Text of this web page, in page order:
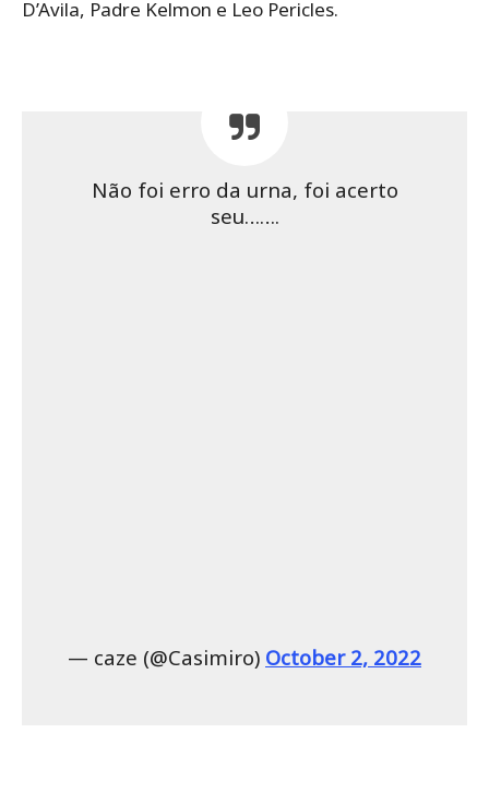
D’Avila, Padre Kelmon e Leo Pericles.
Não foi erro da urna, foi acerto
seu…….
— caze (@Casimiro) October 2, 2022